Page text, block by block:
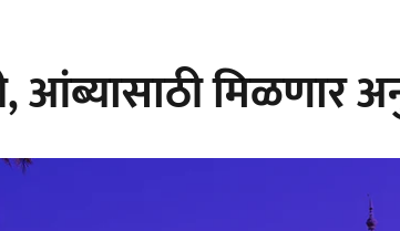
आंब्यासाठी मिळणार